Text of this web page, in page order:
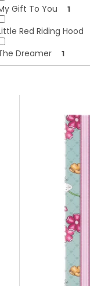
Gift To You 1
Red Riding Hood
Dreamer 1